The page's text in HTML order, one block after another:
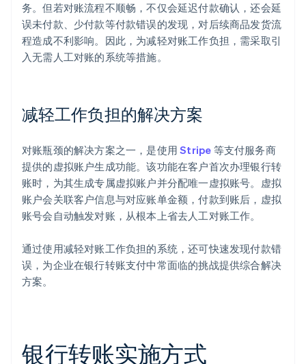
务。但若对账流程不顺畅，不仅会延迟付款确认，还会延
误未付款、少付款等付款错误的发现，对后续商品发货流
程造成不利影响。因此，为减轻对账工作负担，需采取引
入无需人工对账的系统等措施。
减轻工作负担的解决方案
对账瓶颈的解决方案之一，是使用Stripe 等支付服务商
提供的虚拟账户生成功能。该功能在客户首次办理银行转
账时，为其生成专属虚拟账户并分配唯一虚拟账号。虚拟
账户会关联客户信息与对应账单金额，付款到账后，虚拟
账号会自动触发对账，从根本上省去人工对账工作。
通过使用减轻对账工作负担的系统，还可快速发现付款错
误，为企业在银行转账支付中常面临的挑战提供综合解决
方案。
银行转账实施方式